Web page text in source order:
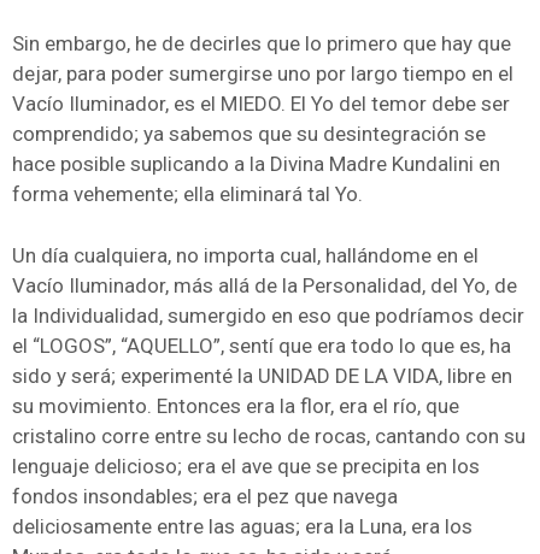
Sin embargo, he de decirles que lo primero que hay que
dejar, para poder sumergirse uno por largo tiempo en el
Vacío Iluminador, es el MIEDO. El Yo del temor debe ser
comprendido; ya sabemos que su desintegración se
hace posible suplicando a la Divina Madre Kundalini en
forma vehemente; ella eliminará tal Yo.
Un día cualquiera, no importa cual, hallándome en el
Vacío Iluminador, más allá de la Personalidad, del Yo, de
la Individualidad, sumergido en eso que podríamos decir
el “LOGOS”, “AQUELLO”, sentí que era todo lo que es, ha
sido y será; experimenté la UNIDAD DE LA VIDA, libre en
su movimiento. Entonces era la flor, era el río, que
cristalino corre entre su lecho de rocas, cantando con su
lenguaje delicioso; era el ave que se precipita en los
fondos insondables; era el pez que navega
deliciosamente entre las aguas; era la Luna, era los